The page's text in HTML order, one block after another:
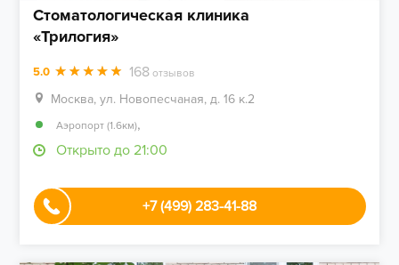
Стоматологическая клиника
«Трилогия»
5.0 168 отзывов
Москва, ул. Новопесчаная, д. 16 к.2
Аэропорт (1.6км),
Открыто до 21:00
+7 (499) 283-41-88